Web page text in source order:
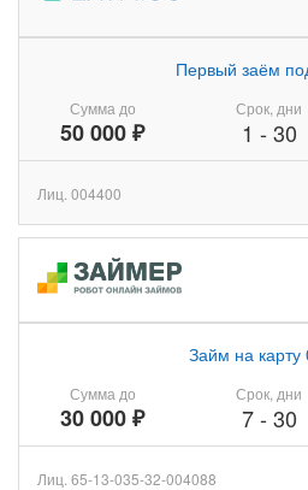
Сумма до
50 000 ₽
Первый заём
Срок, дни
1 - 30
Лиц. 004400
Сумма до
30 000 ₽
Займ на карту
Срок, дни
7- 30
Лиц. 65-13-035-32-004088